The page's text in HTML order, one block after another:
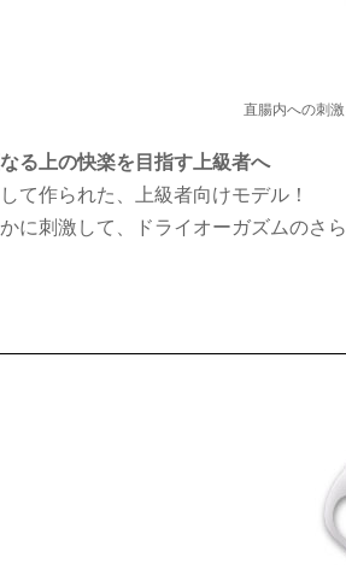
直腸内への刺
る上の快楽を目指す上級者へ
て作られた、上級者向けモデル！
に刺激して、ドライオーガズムのさ